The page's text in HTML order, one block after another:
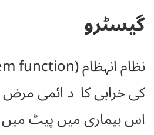
گیسٹرو
کی خرابی کا د ائمی مرض
اس بیماری میں پیٹ میں